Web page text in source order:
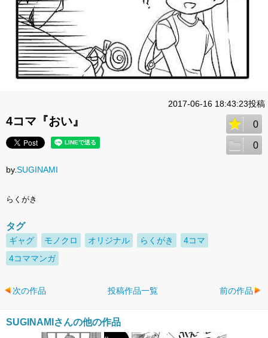
2017-06-16 18:43:23投稿
4コマ『おい』 0
0
by.SUGINAMI
らくがき
タグ
ギャグ モノクロ オリジナル らくがき
4コマ
4コママンガ
次の作品 投稿作品一覧 前の作品
SUGINAMIさんの他の作品